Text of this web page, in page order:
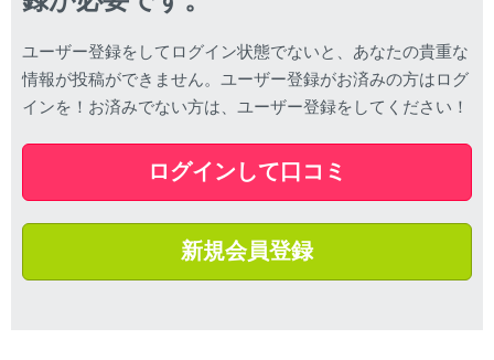
ユーザー登録をしてログイン状態でないと、あなたの貴重な
情報が投稿ができません。ユーザー登録がお済みの方はログ
インを！お済みでない方は、ユーザー登録をしてください！
ログインして口コミ
新規会員登録